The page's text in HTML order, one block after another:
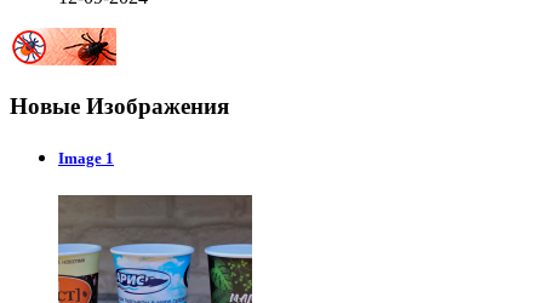
Новые Изображения
Image 1